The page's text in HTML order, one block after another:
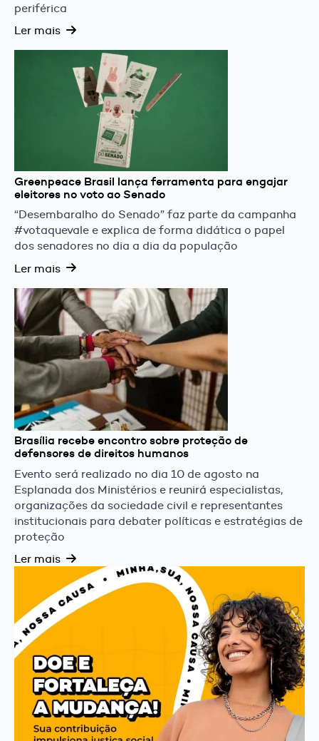
periférica
Ler mais
Greenpeace Brasil lança ferramenta para engajar
eleitores no voto ao Senado
“Desembaralho do Senado” faz parte da campanha
#votaquevale e explica de forma didática o papel
dos senadores no dia a dia da população
Ler mais
Brasília recebe encontro sobre proteção de
defensores de direitos humanos
Evento será realizado no dia 10 de agosto na
Esplanada dos Ministérios e reunirá especialistas,
organizações da sociedade civil e representantes
institucionais para debater políticas e estratégias de
proteção
Ler mais